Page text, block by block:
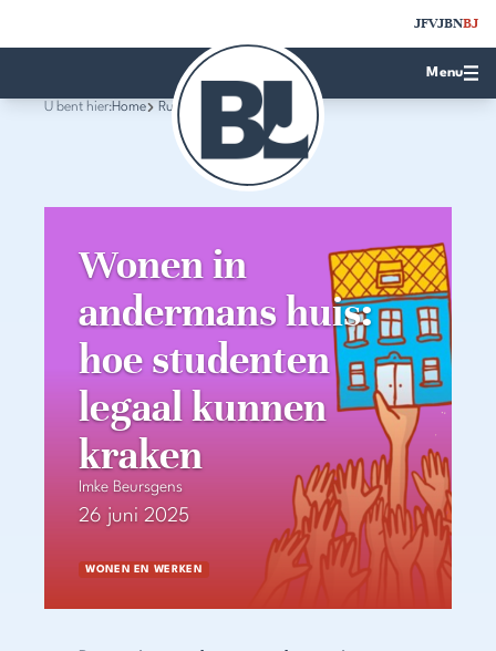
JFVJBNBJ
Menu
U bent hier:Home Rubrieken
Wonen in
andermans huis:
hoe studenten
legaal kunnen
kraken
Imke Beursgens
26 juni 2025
WONEN EN WERKEN